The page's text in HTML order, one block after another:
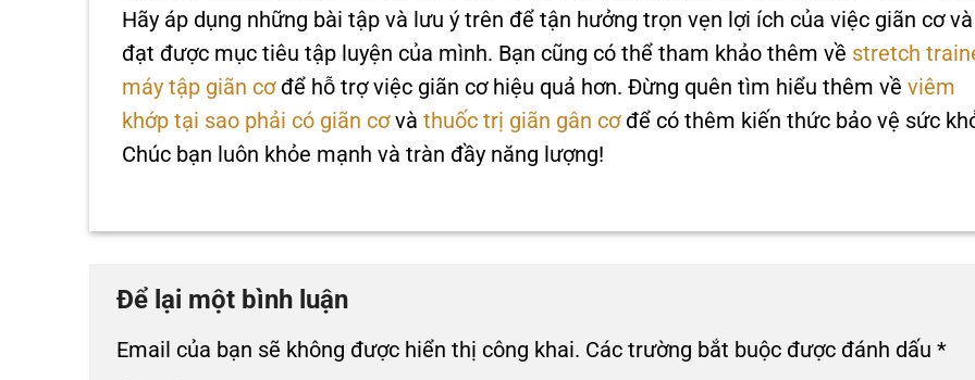
Hãy áp dụng những bài tập và lưu ý trên để tận hưởng trọn vẹn lợi ích của việc giãn cơ và
đạt được mục tiêu tập luyện của mình. Bạn cũng có thể tham khảo thêm về stretch
máy tập giãn cơđể hỗ trợ việc giãn cơ hiệu quả hơn. Đừng quên tìm hiểu thêm về viêm
khớp tại sao phải có giãn cơvà thuốc trị giãn gân cơđể có thêm kiến thức bảo vệ sức
Chúc bạn luôn khỏe mạnh và tràn đầy năng lượng!
Để lại một bình luận
Email của bạn sẽ không được hiển thị công khai. Các trường bắt buộc được đánh dấu *